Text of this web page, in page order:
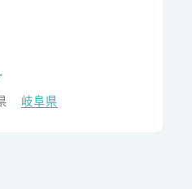
岐阜県